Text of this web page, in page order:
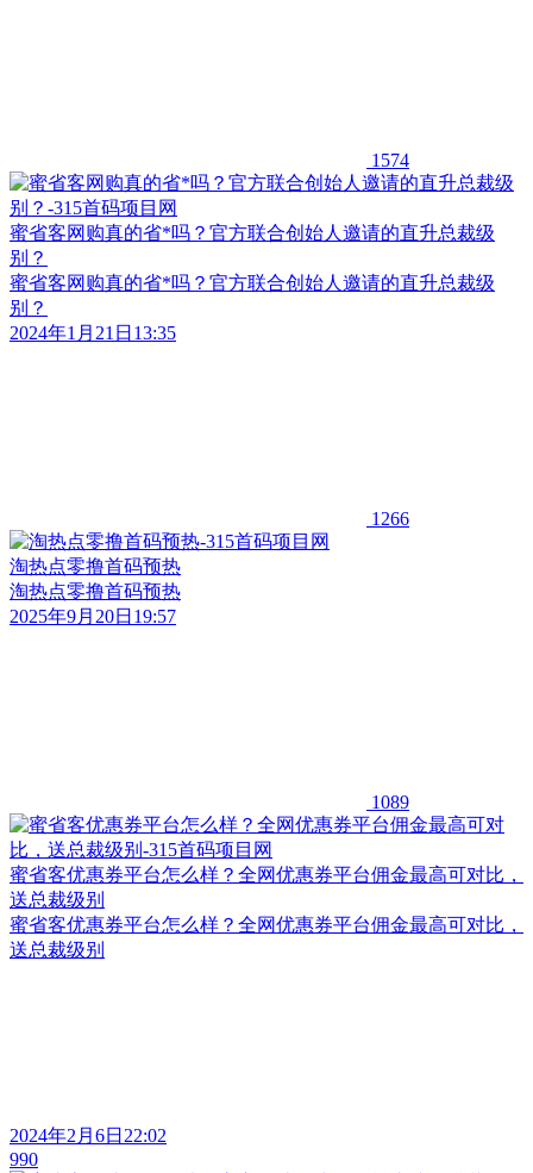
1574
蜜省客网购真的省*吗？官方联合创始人邀请的直升总裁级
别？
蜜省客网购真的省*吗？官方联合创始人邀请的直升总裁级
别？
2024年1月21日13:35
1266
淘热点零撸首码预热
淘热点零撸首码预热
2025年9月20日19:57
1089
蜜省客优惠券平台怎么样？全网优惠券平台佣金最高可对比，
送总裁级别
蜜省客优惠券平台怎么样？全网优惠券平台佣金最高可对比，
送总裁级别
2024年2月6日22:02
990